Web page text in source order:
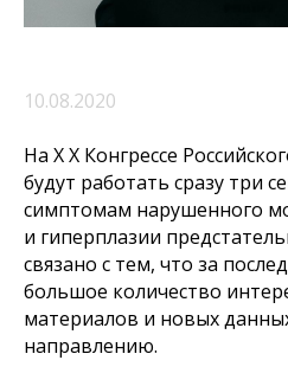
10.08.2020
На Х Х Конгрессе
будут работать сразу три
симптомам нарушенного
и гиперплазии
связано с тем, что за
большое количество
материалов и новых
направлению.